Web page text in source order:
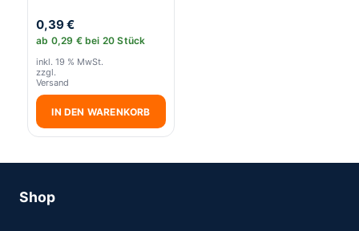
0,39€
ab 0,29 €bei 20 Stück
inkl. 19 % MwSt.
zzgl.
Versand
IN DEN WARENKORB
Shop